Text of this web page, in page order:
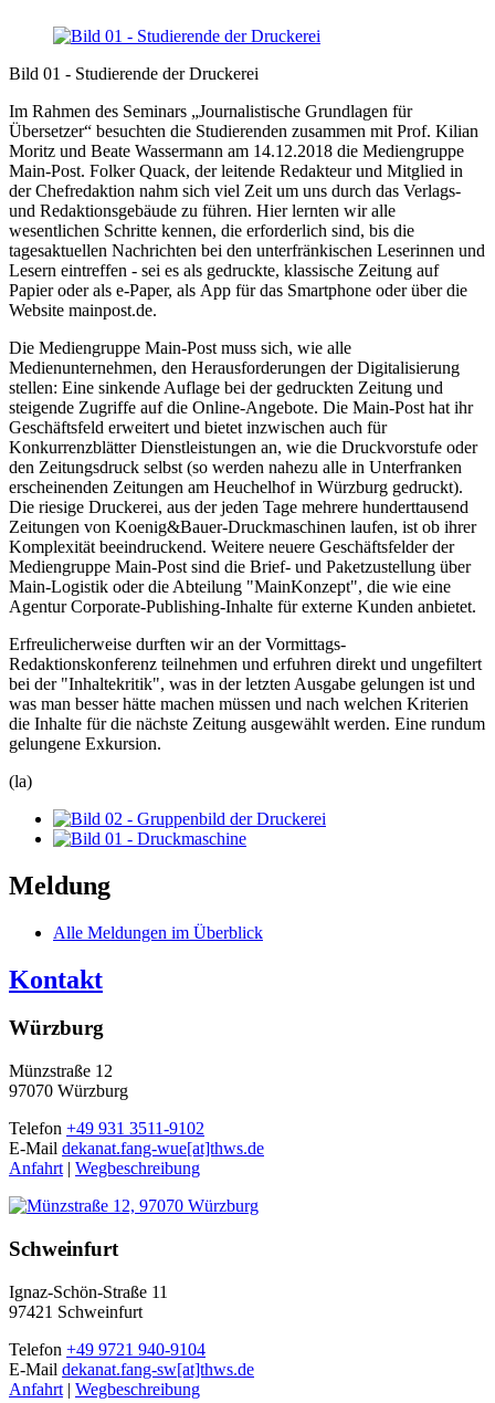
Bild 01 - Studierende der Druckerei
Im Rahmen des Seminars „Journalistische Grundlagen für
Übersetzer“ besuchten die Studierenden zusammen mit Prof. Kilian
Moritz und Beate Wassermann am 14.12.2018 die Mediengruppe
Main-Post. Folker Quack, der leitende Redakteur und Mitglied in
der Chefredaktion nahm sich viel Zeit um uns durch das Verlags-
und Redaktionsgebäude zu führen. Hier lernten wir alle
wesentlichen Schritte kennen, die erforderlich sind, bis die
tagesaktuellen Nachrichten bei den unterfränkischen Leserinnen und
Lesern eintreffen - sei es als gedruckte, klassische Zeitung auf
Papier oder als e-Paper, als App für das Smartphone oder über die
Website mainpost.de.
Die Mediengruppe Main-Post muss sich, wie alle
Medienunternehmen, den Herausforderungen der Digitalisierung
stellen: Eine sinkende Auflage bei der gedruckten Zeitung und
steigende Zugriffe auf die Online-Angebote. Die Main-Post hat ihr
Geschäftsfeld erweitert und bietet inzwischen auch für
Konkurrenzblätter Dienstleistungen an, wie die Druckvorstufe oder
den Zeitungsdruck selbst (so werden nahezu alle in Unterfranken
erscheinenden Zeitungen am Heuchelhof in Würzburg gedruckt).
Die riesige Druckerei, aus der jeden Tage mehrere hunderttausend
Zeitungen von Koenig&Bauer-Druckmaschinen laufen, ist ob ihrer
Komplexität beeindruckend. Weitere neuere Geschäftsfelder der
Mediengruppe Main-Post sind die Brief- und Paketzustellung über
Main-Logistik oder die Abteilung "MainKonzept", die wie eine
Agentur Corporate-Publishing-Inhalte für externe Kunden anbietet.
Erfreulicherweise durften wir an der Vormittags-
Redaktionskonferenz teilnehmen und erfuhren direkt und ungefiltert
bei der "Inhaltekritik", was in der letzten Ausgabe gelungen ist und
was man besser hätte machen müssen und nach welchen Kriterien
die Inhalte für die nächste Zeitung ausgewählt werden. Eine rundum
gelungene Exkursion.
(la)
Meldung
Alle Meldungen im Überblick
Kontakt
Würzburg
Münzstraße 12
97070 Würzburg
Telefon +49 931 3511-9102
E-Mail dekanat.fang-wue[at]thws.de
Anfahrt | Wegbeschreibung
Schweinfurt
Ignaz-Schön-Straße 11
97421 Schweinfurt
Telefon +49 9721 940-9104
E-Mail dekanat.fang-sw[at]thws.de
Anfahrt | Wegbeschreibung